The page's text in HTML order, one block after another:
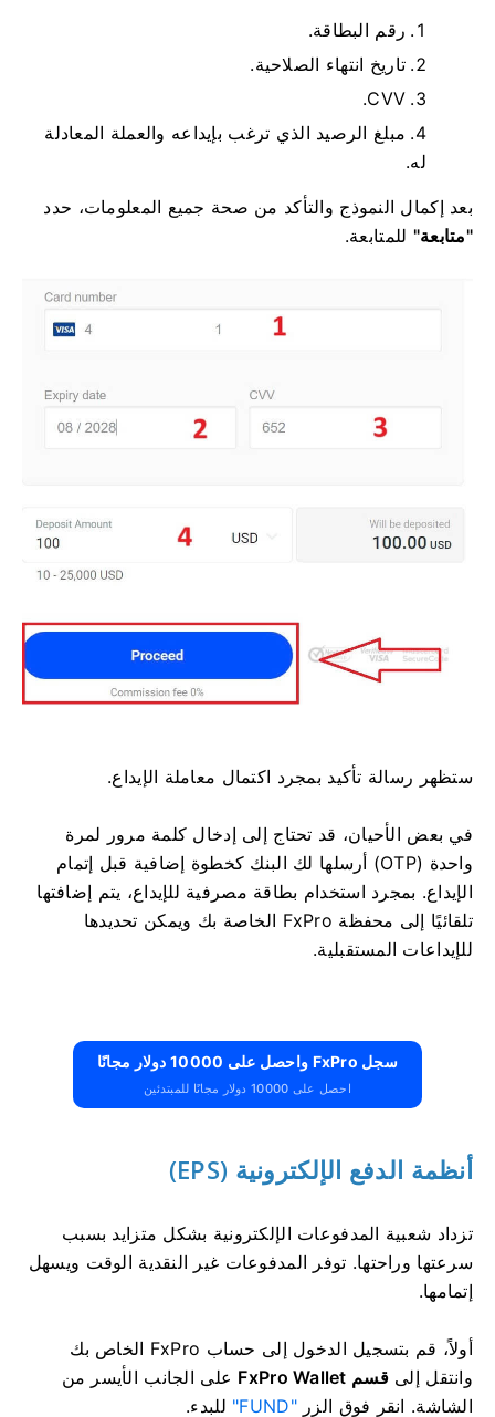
رقم البطاقة.
تاريخ انتهاء الصلاحية.
CVV.
مبلغ الرصيد الذي ترغب بإيداعه والعملة المعادلة
له.
بعد إكمال النموذج والتأكد من صحة جميع المعلومات، حدد
"متابعة" للمتابعة.
ستظهر رسالة تأكيد بمجرد اكتمال معاملة الإيداع.
في بعض الأحيان، قد تحتاج إلى إدخال كلمة مرور لمرة
واحدة (OTP) أرسلها لك البنك كخطوة إضافية قبل إتمام
الإيداع. بمجرد استخدام بطاقة مصرفية للإيداع، يتم إضافتها
تلقائيًا إلى محفظة FxPro الخاصة بك ويمكن تحديدها
للإيداعات المستقبلية.
سجل FxPro واحصل على 10000 دولار مجانًا
احصل على 10000 دولار مجانًا للمبتدئين
أنظمة الدفع الإلكترونية (EPS)
تزداد شعبية المدفوعات الإلكترونية بشكل متزايد بسبب
سرعتها وراحتها. توفر المدفوعات غير النقدية الوقت ويسهل
إتمامها.
أولاً، قم بتسجيل الدخول إلى حساب FxPro الخاص بك
وانتقل إلىقسم FxPro Wallet
على الجانب الأيسر من
الشاشة. انقر فوق الزر"FUND" للبدء.